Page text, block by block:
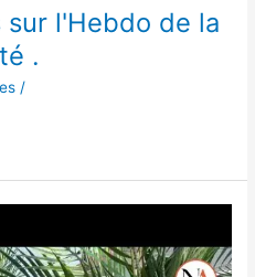
sur l'Hebdo de la
.
/